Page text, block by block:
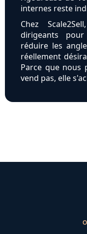
internes reste
Chez
dirigeants
réduire les
réellement
Parce que nous
vend pas, elle